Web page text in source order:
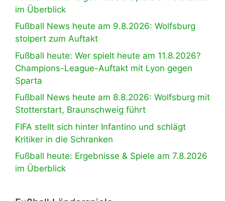
im Überblick
Fußball News heute am 9.8.2026: Wolfsburg
stolpert zum Auftakt
Fußball heute: Wer spielt heute am 11.8.2026?
Champions-League-Auftakt mit Lyon gegen
Sparta
Fußball News heute am 8.8.2026: Wolfsburg mit
Stotterstart, Braunschweig führt
FIFA stellt sich hinter Infantino und schlägt
Kritiker in die Schranken
Fußball heute: Ergebnisse & Spiele am 7.8.2026
im Überblick